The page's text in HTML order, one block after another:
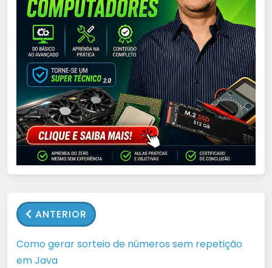
ANTERIOR
Como gerar sorteio de números sem repetição
em Java